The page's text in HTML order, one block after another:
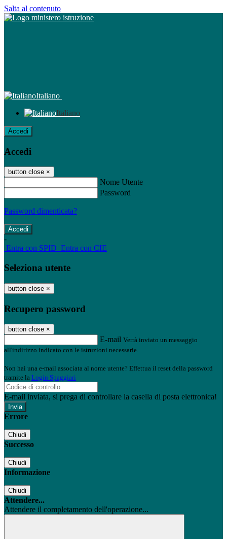
Salta al contenuto
Italiano
Italiano
Accedi
Accedi
button close ×
Nome Utente
Password
Password dimenticata?
-
Entra con SPID Entra con CIE
Seleziona utente
button close ×
Recupero password
button close ×
E-mail Verrà inviato un messaggio
all'indirizzo indicato con le istruzioni necessarie.
Non hai una e-mail associata al nome utente? Effettua il reset della password
tramite la Login Spaggiari
E-mail inviata, si prega di controllare la casella di posta elettronica!
Errore
Chiudi
Successo
Chiudi
Informazione
Chiudi
Attendere...
Attendere il completamento dell'operazione...